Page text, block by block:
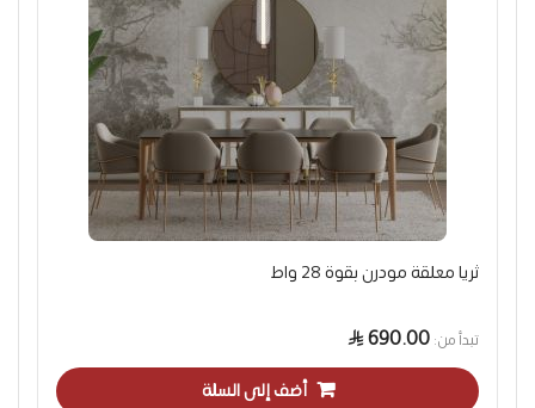
ثريا معلقة مودرن بقوة 28 واط
تبدأ من 690.00
أضف إلى السلة